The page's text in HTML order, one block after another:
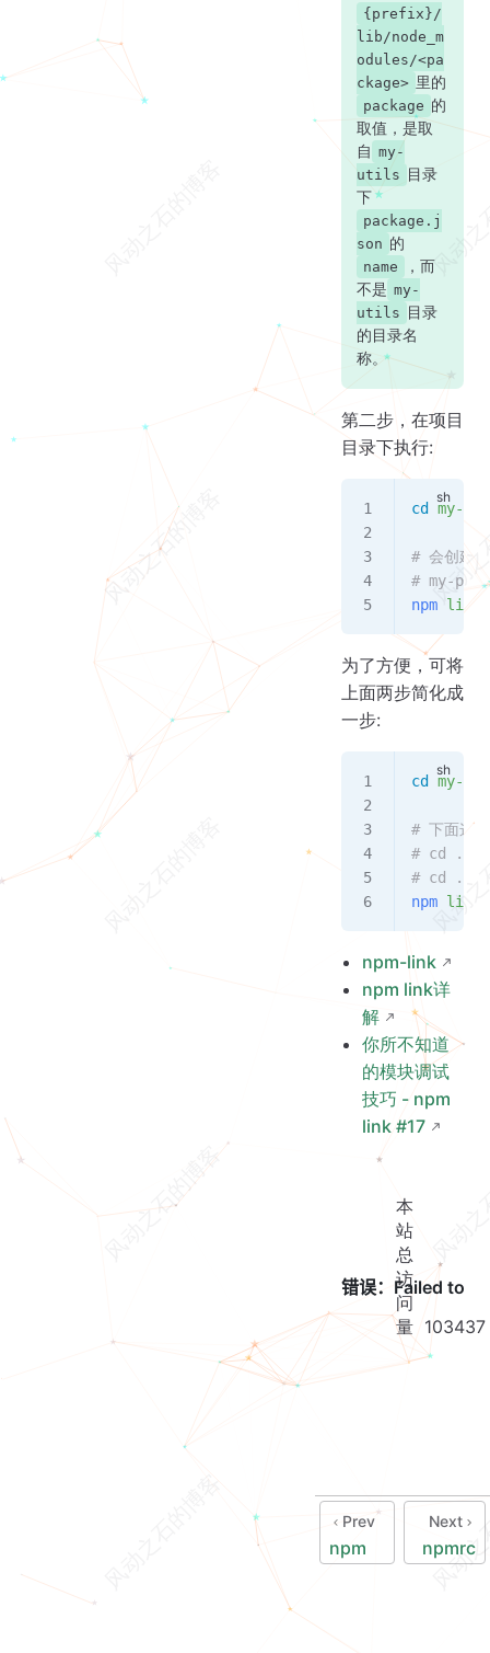
{prefix}/
lib/node_m
odules/<pa
ckage> 里的
package 的
取值，是取
自 my-
utils 目录
下
package.j
son 的
name
，而
不是 my-
utils 目录
的目录名
称。
第二步，在项目
目录下执行:
cd my-
# 会创建
# my-
npm link
为了方便，可将
上面两步简化成
一步:
cd my-
# 下面这
# cd ../
# cd ../
npm link
npm-link
npm link详
解
你所不知道
的模块调试
技巧 - npm
link #17
本
站
总
访
问
量 103437
Prev
npm
Next
npmrc